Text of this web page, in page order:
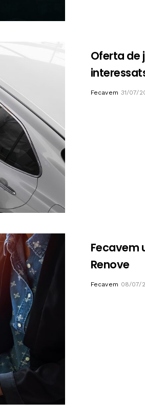
Oferta de
Author
Fecavem 31/07/
Fecavem
Renove
Author
Fecavem 08/07/